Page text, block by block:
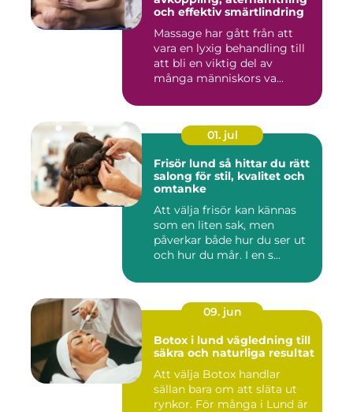
och effektiv smärtlindring
Massage har gått från att
vara en lyxig behandling till
att bli en viktig del av
många människors va...
01. jul
Frisör lund så hittar du rätt
salong för stil, kvalitet och
omtanke
Att välja frisör kan kännas
som en liten sak, men
påverkar både hur du ser ut
och hur du mår. I en s...
09. jun
Botox i lund vägledning till
säkra och naturliga resultat
Att välja Botox handlar
sällan bara om att släta ut
rynkor. För många i Lund är